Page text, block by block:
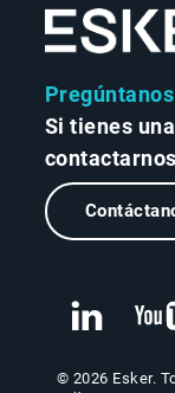
Si tienes
© 2026 Esker.